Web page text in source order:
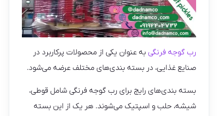
رب گوجه فرنگی به عنوان یکی از محصولات پرکاربرد در
صنایع غذایی، در بسته بندی‌های مختلف عرضه می‌شود.
بسته بندی‌های رایج برای رب گوجه فرنگی شامل قوطی،
شیشه، حلب و اسپتیک می‌شوند. هر یک از این بسته